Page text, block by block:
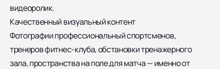
видеоролик.
Качественный визуальный контент
Фотографии профессиональный спортсменов,
тренеров фитнес-клуба, обстановки тренажерного
зала, пространства на поле для матча — именно от